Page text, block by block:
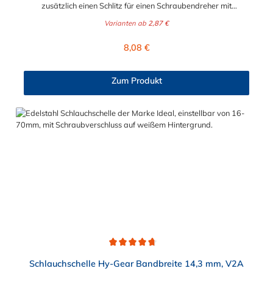
zusätzlich einen Schlitz für einen Schraubendreher mit
Wiederverwendbarkeit und der einfachen Montage, selbst
Schlauchschelle findet ihre Verwendung vor allem im Fahrzeug-,
Spannbereich der Schlauchschelle ist von 11 mm bis maximal
406 mm in verschiedenen Spannbereichen wählbar.
Die Schlauchschelle HY-GEAR hat die Schlüsselweite SW 8.
Bitte beachten Sie dies bei der Auswahl, des
Montagewerkzeuges.
Varianten ab 2,87 €
Regulärer Preis:
8,08 €
Zum Produkt
Schlauchschelle Hy-Gear Bandbreite 14,3 mm, V2A